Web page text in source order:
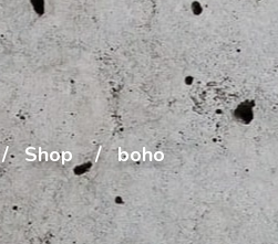
Shop boho